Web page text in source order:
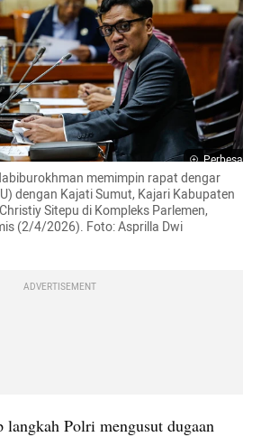
Perbesar
memimpin rapat dengar
dengan Kajati Sumut, Kajari Kabupaten
Sitepu di Kompleks Parlemen,
(2/4/2026). Foto: Asprilla Dwi
ADVERTISEMENT
langkah Polri mengusut dugaan